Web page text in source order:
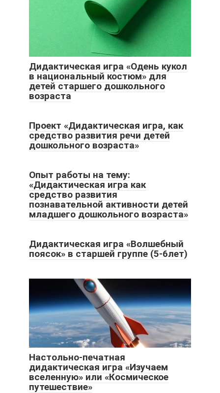
Дидактическая игра «Одень кукол
в национальный костюм» для
детей старшего дошкольного
возраста
Проект «Дидактическая игра, как
средство развития речи детей
дошкольного возраста»
Опыт работы на тему:
«Дидактическая игра как
средство развития
познавательной активности детей
младшего дошкольного возраста»
Дидактическая игра «Волшебный
поясок» в старшей группе (5-6лет)
Настольно-печатная
дидактическая игра «Изучаем
вселенную» или «Космическое
путешествие»